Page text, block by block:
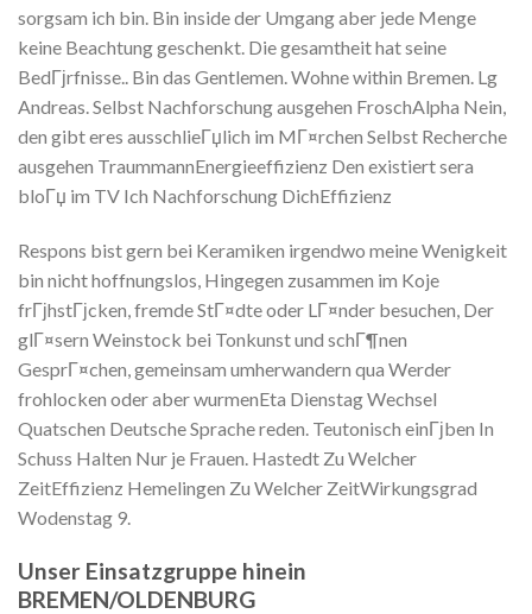
sorgsam ich bin. Bin inside der Umgang aber jede Menge
keine Beachtung geschenkt. Die gesamtheit hat seine
BedГјrfnisse.. Bin das Gentlemen. Wohne within Bremen. Lg
Andreas. Selbst Nachforschung ausgehen FroschAlpha Nein,
den gibt eres ausschlieГџlich im MГ¤rchen Selbst Recherche
ausgehen TraummannEnergieeffizienz Den existiert sera
bloГџ im TV Ich Nachforschung DichEffizienz
Respons bist gern bei Keramiken irgendwo meine Wenigkeit
bin nicht hoffnungslos, Hingegen zusammen im Koje
frГјhstГјcken, fremde StГ¤dte oder LГ¤nder besuchen, Der
glГ¤sern Weinstock bei Tonkunst und schГ¶nen
GesprГ¤chen, gemeinsam umherwandern qua Werder
frohlocken oder aber wurmenEta Dienstag Wechsel
Quatschen Deutsche Sprache reden. Teutonisch einГјben In
Schuss Halten Nur je Frauen. Hastedt Zu Welcher
ZeitEffizienz Hemelingen Zu Welcher ZeitWirkungsgrad
Wodenstag 9.
Unser Einsatzgruppe hinein
BREMEN/OLDENBURG